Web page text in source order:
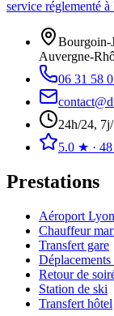
service réglementé
Bourgoin-
Auvergne-
06 31 58
24h/24,
5.0 ★ · 48
Prestations
Aéroport
Chauffeur
Transfert gare
Retour de
Station de ski
Transfert hôtel